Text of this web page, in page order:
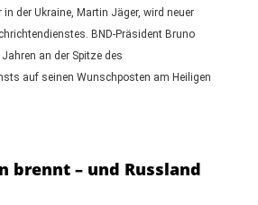
der Ukraine, Martin Jäger, wird neuer
BND-Präsident Bruno
an der Spitze des
auf seinen Wunschposten am Heiligen
brennt – und Russland